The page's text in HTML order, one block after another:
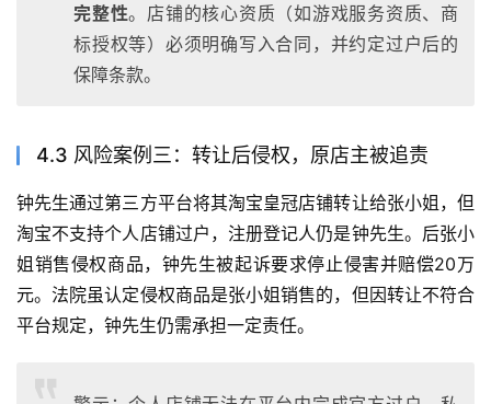
完整性。店铺的核心资质（如游戏服务资质、商
标授权等）必须明确写入合同，并约定过户后的
保障条款。
4.3 风险案例三：转让后侵权，原店主被追责
钟先生通过第三方平台将其淘宝皇冠店铺转让给张小姐，但
淘宝不支持个人店铺过户，注册登记人仍是钟先生。后张小
姐销售侵权商品，钟先生被起诉要求停止侵害并赔偿20万
元。法院虽认定侵权商品是张小姐销售的，但因转让不符合
平台规定，钟先生仍需承担一定责任。